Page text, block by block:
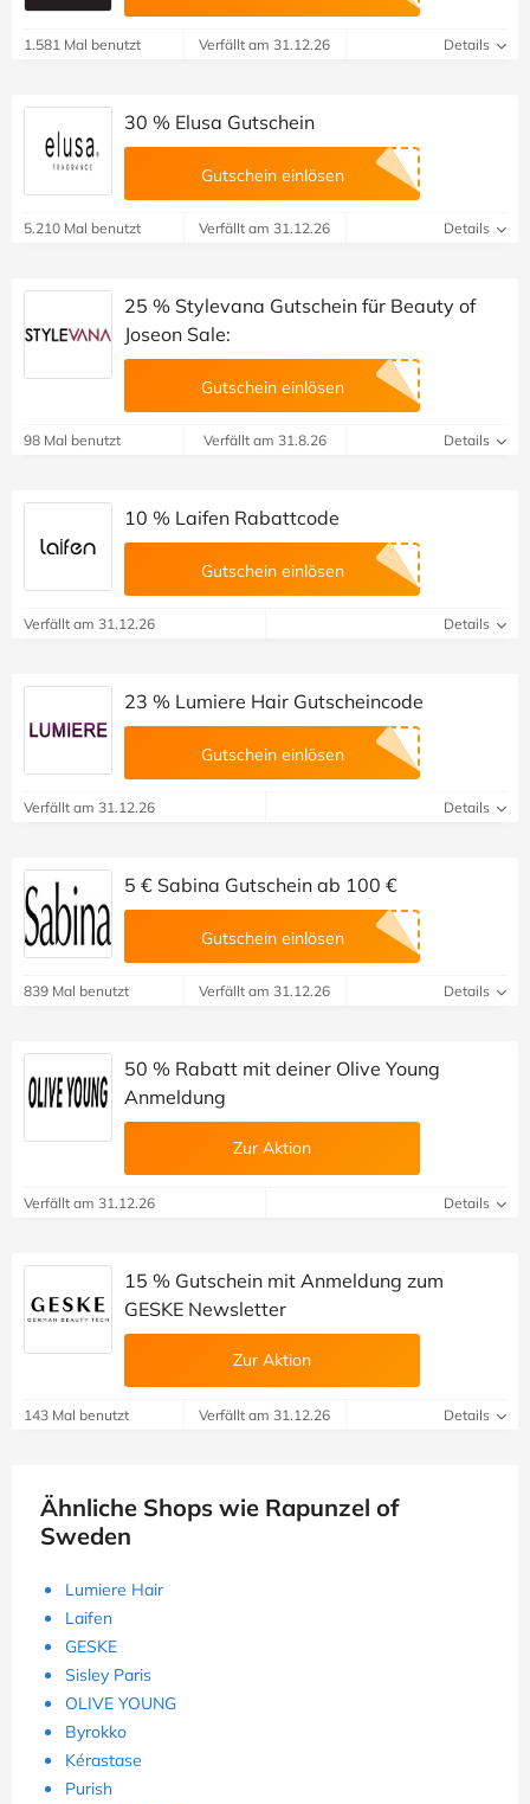
1.581 Mal benutzt Verfällt am 31.12.26 Details
30 % Elusa Gutschein
Gutschein einlösen
5.210 Mal benutzt Verfällt am 31.12.26 Details
25 % Stylevana Gutschein für Beauty of
Joseon Sale:
Gutschein einlösen
98 Mal benutzt Verfällt am 31.8.26 Details
10 % Laifen Rabattcode
Gutschein einlösen
Verfällt am 31.12.26 Details
23 % Lumiere Hair Gutscheincode
Gutschein einlösen
Verfällt am 31.12.26 Details
5 € Sabina Gutschein ab 100 €
Gutschein einlösen
839 Mal benutzt Verfällt am 31.12.26 Details
50 % Rabatt mit deiner Olive Young
Anmeldung
Zur Aktion
Verfällt am 31.12.26 Details
15 % Gutschein mit Anmeldung zum
GESKE Newsletter
Zur Aktion
143 Mal benutzt Verfällt am 31.12.26 Details
Ähnliche Shops wie Rapunzel of
Sweden
Lumiere Hair
Laifen
GESKE
Sisley Paris
OLIVE YOUNG
Byrokko
Kérastase
Purish